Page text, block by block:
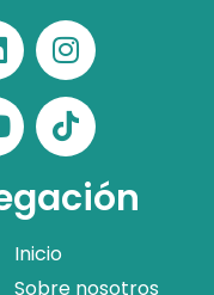
Inicio
Sobre nosotros